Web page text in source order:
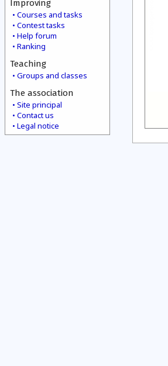
Improving
Courses and tasks
Contest tasks
Help forum
Ranking
Teaching
Groups and classes
The association
Site principal
Contact us
Legal notice